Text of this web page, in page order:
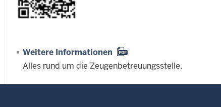
Weitere Informationen
Alles rund um die Zeugenbetreuungsstelle.